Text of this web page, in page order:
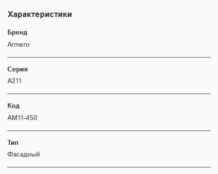
Характеристики
Бренд
Armero
Серия
A211
Код
AM11-450
Тип
Фасадный